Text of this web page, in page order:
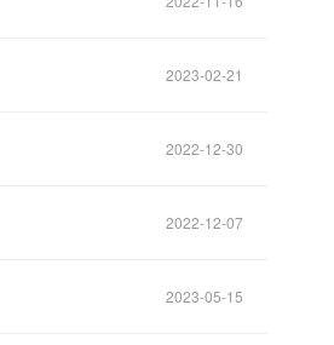
2023-02-21
2022-12-30
2022-12-07
2023-05-15